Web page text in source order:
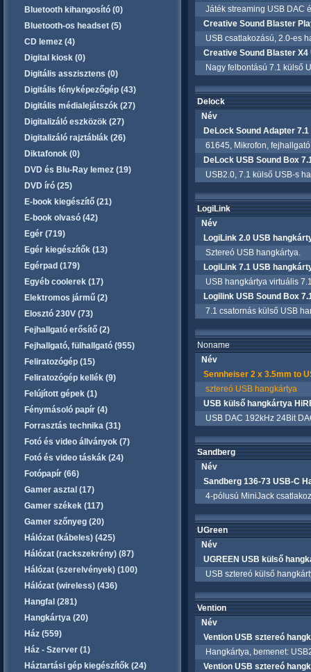
Bluetooth kihangosító (0)
Bluetooth-os headset (5)
CD lemez (4)
Digital kiosk (0)
Digitális asszisztens (0)
Digitális fényképezőgép (43)
Digitális médialejátszók (27)
Digitalizáló eszközök (27)
Digitalizáló rajztáblák (26)
Diktafonok (0)
DVD és Blu-Ray lemez (19)
DVD író (25)
E-book kiegészítő (21)
E-book olvasó (42)
Egér (719)
Egér kiegészítők (13)
Egérpad (179)
Egyéb coolerek (17)
Elektromos jármű (2)
Elosztó 230V (73)
Fejhallgató erősítő (2)
Fejhallgató, fülhallgató (955)
Feliratozógép (15)
Feliratozógép kellék (9)
Felújított gépek (1)
Fénymásoló papír (4)
Forrasztás technika (31)
Fotó és video állványok (7)
Fotó és video táskák (24)
Fotópapír (66)
Gamer asztal (17)
Gamer székek (117)
Gamer szőnyeg (20)
Hálózat (kábeles) (425)
Hálózat (rackszekrény) (87)
Hálózat (szerelvények) (100)
Hálózat (wireless) (436)
Hangfal (281)
Hangkártya (20)
Ház (559)
Ház - Szerver (1)
Háztartási gép kiegészítők (24)
Játék streaming USB DAC
Creative Sound Blaster
USB csatlakozású, 2.0-es
Creative Sound Blaster X4
Nagy felbontású 7.1 külső
Delock
Név
DeLock Sound Adapter
61645, Mikrofon,
DeLock USB Sound Box
USB2.0, 7.1 külső USB-s
LogiLink
Név
LogiLink 2.0 USB
Sztereó USB hangkártya.
LogiLink 7.1 USB
USB hangkártya virtuális
Logilink USB Sound Box
7.1 csatornás külső USB
Noname
Név
Sennheiser 2 x 3.5mm to
sztereó USB hangkártya
USB külső hangkártya
USB DAC 192kHz 24Bit
Sandberg
Név
Sandberg 136-73 USB-C
4-pólusú MiniJack
UGreen
Név
UGREEN USB külső
USB sztereó külső
Vention
Név
Vention USB sztereó
Hangkártya, bemenet:
Vention USB sztereó